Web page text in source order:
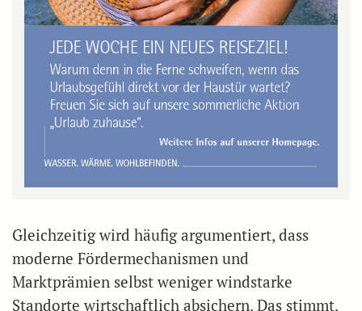
Gleichzeitig wird häufig argumentiert, dass
moderne Fördermechanismen und
Marktprämien selbst weniger windstarke
Standorte wirtschaftlich absichern. Das stimmt.